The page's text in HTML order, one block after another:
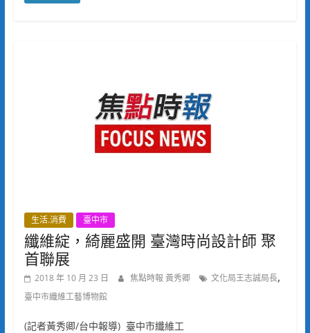
生活.消費 臺中市
纖維綻，綺麗盛開 臺灣時尚設計師 聚
首聯展
2018 年 10 月 23 日 焦點時報 黃秀卿 文化局王志誠局長,
臺中市纖維工藝博物館
(記者黃秀卿/台中報導) 臺中市纖維工